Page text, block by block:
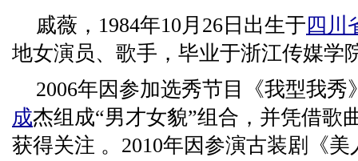
戚薇，1984年10月26日出生于 四川
地女演员、歌手，毕业于浙江传媒学
2006年因参加选秀节目《我型我
成杰组成“男才女貌”组合，并凭借歌
获得关注 。2010年因参演古装剧《